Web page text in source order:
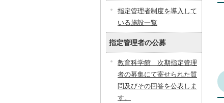
指定管理者制度を導入して
いる施設一覧
指定管理者の公募
教育科学館 次期指定管理
者の募集にて寄せられた質
問及びその回答を公表しま
す。